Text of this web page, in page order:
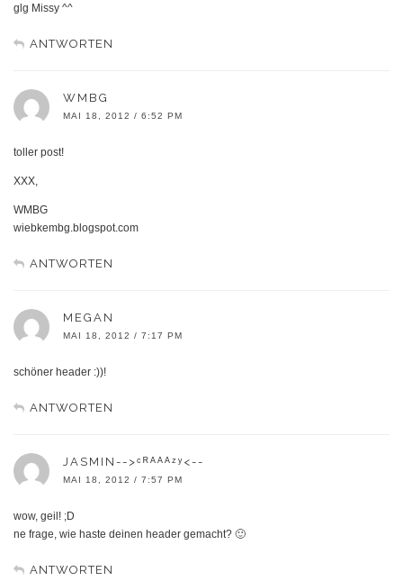
glg Missy ^^
ANTWORTEN
WMBG
MAI 18, 2012 / 6:52 PM
toller post!
XXX,
WMBG
wiebkembg.blogspot.com
ANTWORTEN
MEGAN
MAI 18, 2012 / 7:17 PM
schöner header :))!
ANTWORTEN
JASMIN-->ᶜᴿᴬᴬᴬᶻʸ<--
MAI 18, 2012 / 7:57 PM
wow, geil! ;D
ne frage, wie haste deinen header gemacht? 🙂
ANTWORTEN